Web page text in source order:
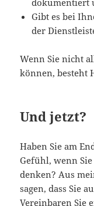
Gibt es bei
der
Wenn Sie nicht
können, besteht
Und jetzt?
Haben Sie am
Gefühl, wenn
denken? Aus
sagen, dass Sie
Vereinbaren Sie